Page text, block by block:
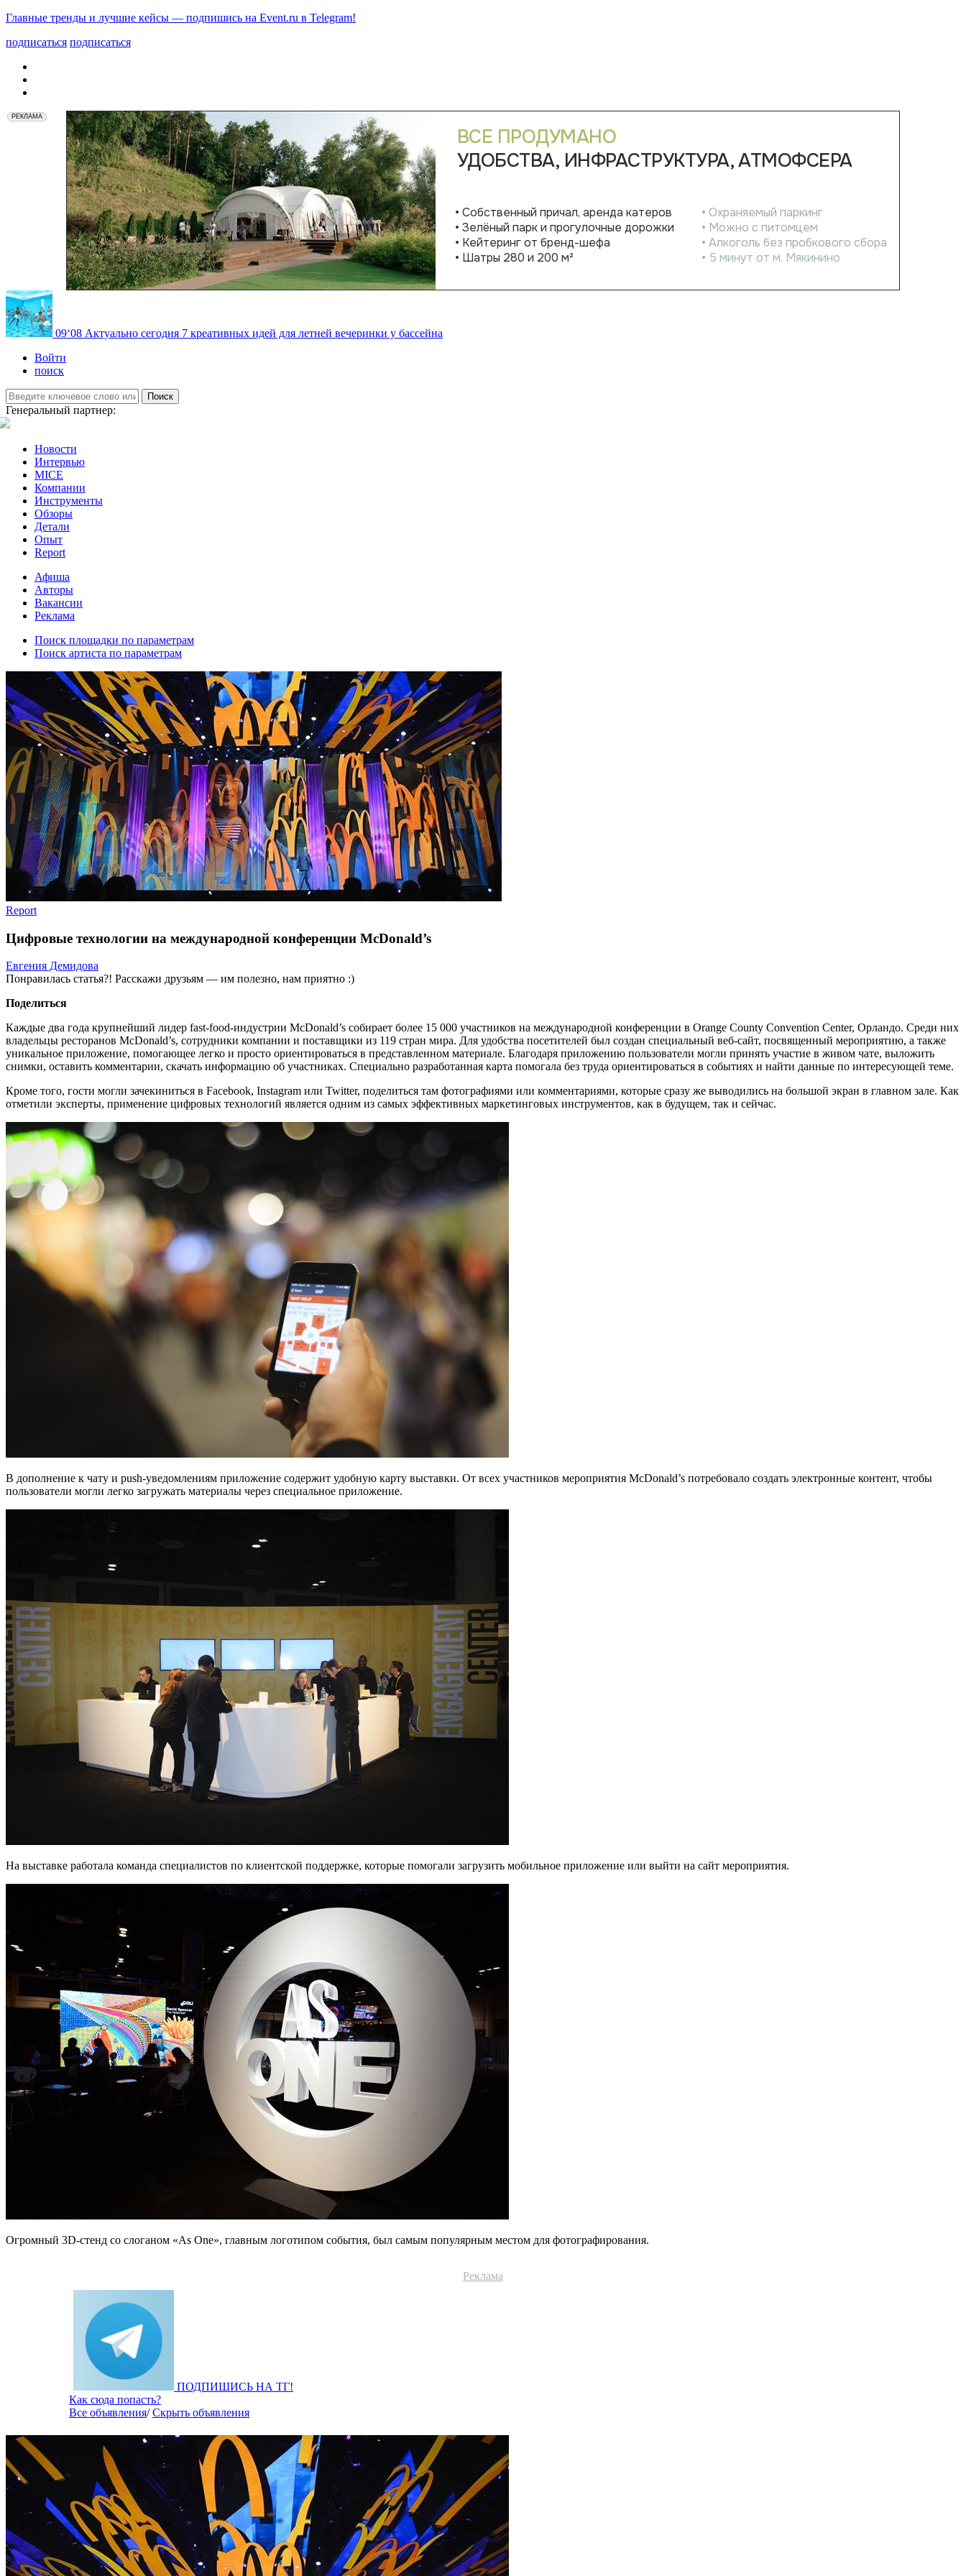
Главные тренды и лучшие кейсы — подпишись на Event.ru в Telegram!
подписаться подписаться
РЕКЛАМА
09‘08 Актуально сегодня 7 креативных идей для летней вечеринки у бассейна
Войти
поиск
Поиск
Генеральный партнер:
Новости
Интервью
MICE
Компании
Инструменты
Обзоры
Детали
Опыт
Report
Афиша
Авторы
Вакансии
Реклама
Поиск площадки по параметрам
Поиск артиста по параметрам
Report
Цифровые технологии на международной конференции McDonald’s
Евгения Демидова
Понравилась статья?! Расскажи друзьям — им полезно, нам приятно :)
Поделиться
Каждые два года крупнейший лидер fast-food-индустрии McDonald’s собирает более 15 000 участников на международной конференции в Orange County Convention Center, Орландо. Среди них
владельцы ресторанов McDonald’s, сотрудники компании и поставщики из 119 стран мира. Для удобства посетителей был создан специальный веб-сайт, посвященный мероприятию, а также
уникальное приложение, помогающее легко и просто ориентироваться в представленном материале. Благодаря приложению пользователи могли принять участие в живом чате, выложить
снимки, оставить комментарии, скачать информацию об участниках. Специально разработанная карта помогала без труда ориентироваться в событиях и найти данные по интересующей теме.
Кроме того, гости могли зачекиниться в Facebook, Instagram или Twitter, поделиться там фотографиями или комментариями, которые сразу же выводились на большой экран в главном зале. Как
отметили эксперты, применение цифровых технологий является одним из самых эффективных маркетинговых инструментов, как в будущем, так и сейчас.
В дополнение к чату и push-уведомлениям приложение содержит удобную карту выставки. От всех участников мероприятия McDonald’s потребовало создать электронные контент, чтобы
пользователи могли легко загружать материалы через специальное приложение.
На выставке работала команда специалистов по клиентской поддержке, которые помогали загрузить мобильное приложение или выйти на сайт мероприятия.
Огромный 3D-стенд со слоганом «As One», главным логотипом события, был самым популярным местом для фотографирования.
Реклама
ПОДПИШИСЬ НА ТГ!
Как сюда попасть?
Все объявления/Скрыть объявления